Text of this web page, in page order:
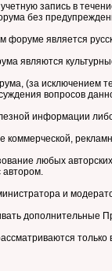
запись в
без
является
являются
(за исключением
вопросов
информации
любых
автором.
и
дополнительные